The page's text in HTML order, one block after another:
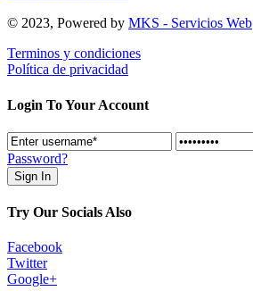
© 2023, Powered by MKS - Servicios Web
Terminos y condiciones
Política de privacidad
Login To Your Account
Password?
Try Our Socials Also
Facebook
Twitter
Google+